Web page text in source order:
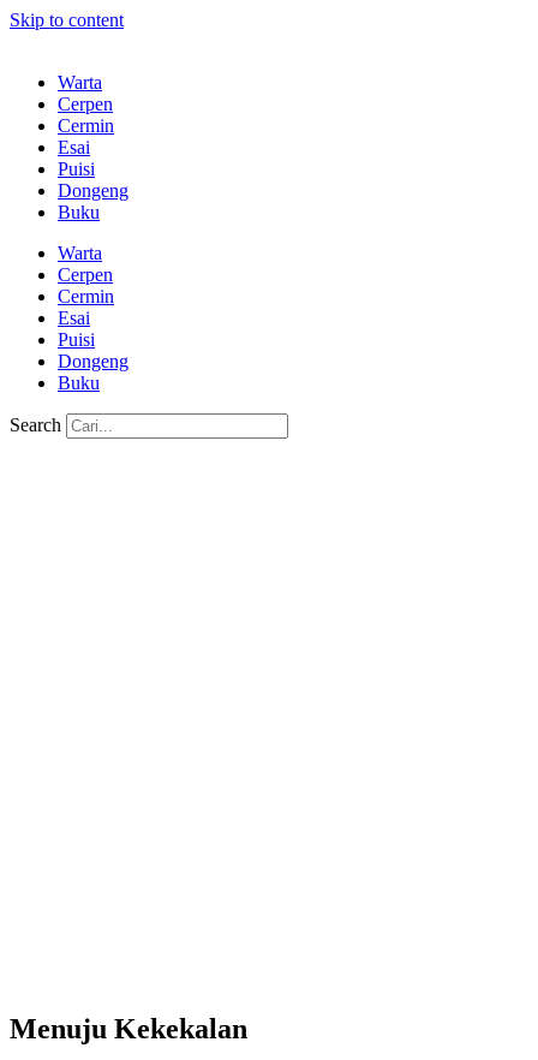
Skip to content
Warta
Cerpen
Cermin
Esai
Puisi
Dongeng
Buku
Warta
Cerpen
Cermin
Esai
Puisi
Dongeng
Buku
Search
Menuju Kekekalan